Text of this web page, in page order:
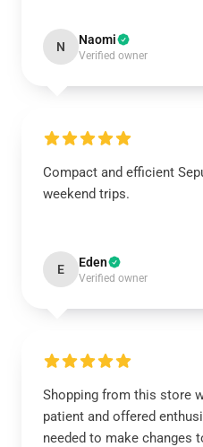
N Naomi
Verified owner
Compact and efficient
weekend trips.
E Eden
Verified owner
Shopping from this store
patient and offered
needed to make changes